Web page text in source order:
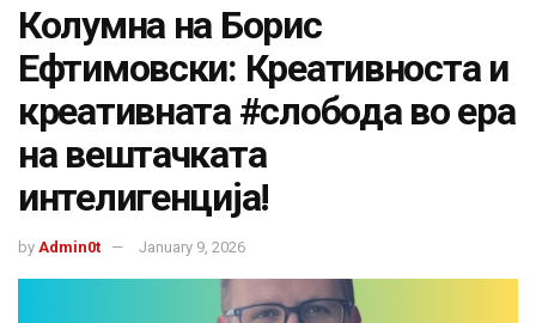
Колумна на Борис
Ефтимовски: Креативноста и
креативната #слобода во ера
на вештачката
интелигенција!
by Admin0t January 9, 2026